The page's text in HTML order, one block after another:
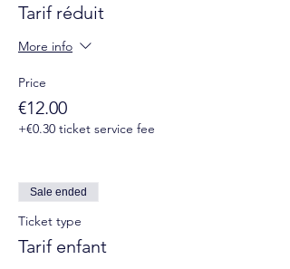
Tarif réduit
More info
Price
€12.00
+€0.30 ticket service fee
Sale ended
Ticket type
Tarif enfant